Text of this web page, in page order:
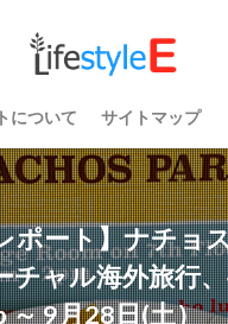
について サイトマップ
ポート】ナチョ
チャル海外旅行
～ 9月28日(土）